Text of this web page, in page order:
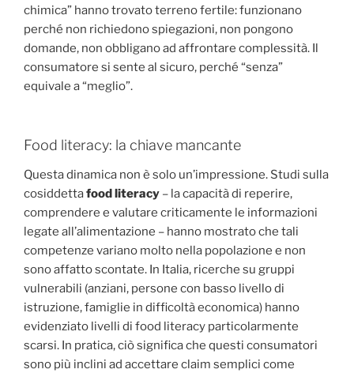
chimica” hanno trovato terreno fertile: funzionano
perché non richiedono spiegazioni, non pongono
domande, non obbligano ad affrontare complessità. Il
consumatore si sente al sicuro, perché “senza”
equivale a “meglio”.
Food literacy: la chiave mancante
Questa dinamica non è solo un’impressione. Studi sulla
cosiddettafood literacy – la capacità di reperire,
comprendere e valutare criticamente le informazioni
legate all’alimentazione – hanno mostrato che tali
competenze variano molto nella popolazione e non
sono affatto scontate. In Italia, ricerche su gruppi
vulnerabili (anziani, persone con basso livello di
istruzione, famiglie in difficoltà economica) hanno
evidenziato livelli di food literacy particolarmente
scarsi. In pratica, ciò significa che questi consumatori
sono più inclini ad accettare claim semplici come